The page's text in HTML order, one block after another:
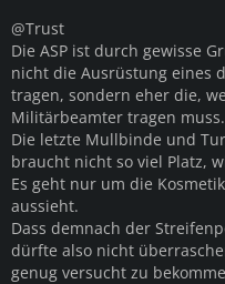
@Trust
Die ASP ist durch gewisse
nicht die Ausrüstung eines
tragen, sondern eher die,
Militärbeamter tragen muss.
Die letzte Mullbinde und
braucht nicht so viel Platz,
Es geht nur um die
aussieht.
Dass demnach der
dürfte also nicht
genug versucht zu